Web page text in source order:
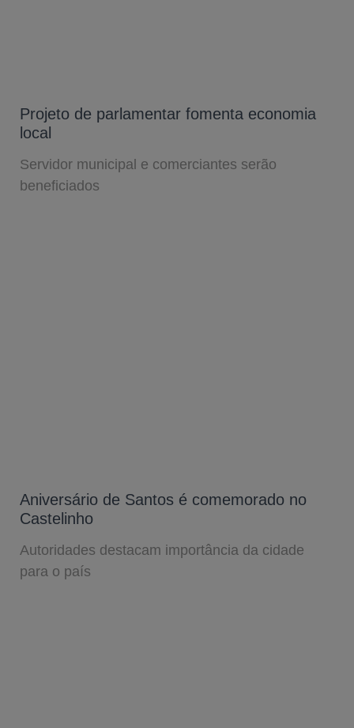
Projeto de parlamentar fomenta economia
local
Servidor municipal e comerciantes serão
beneficiados
Aniversário de Santos é comemorado no
Castelinho
Autoridades destacam importância da cidade
para o país